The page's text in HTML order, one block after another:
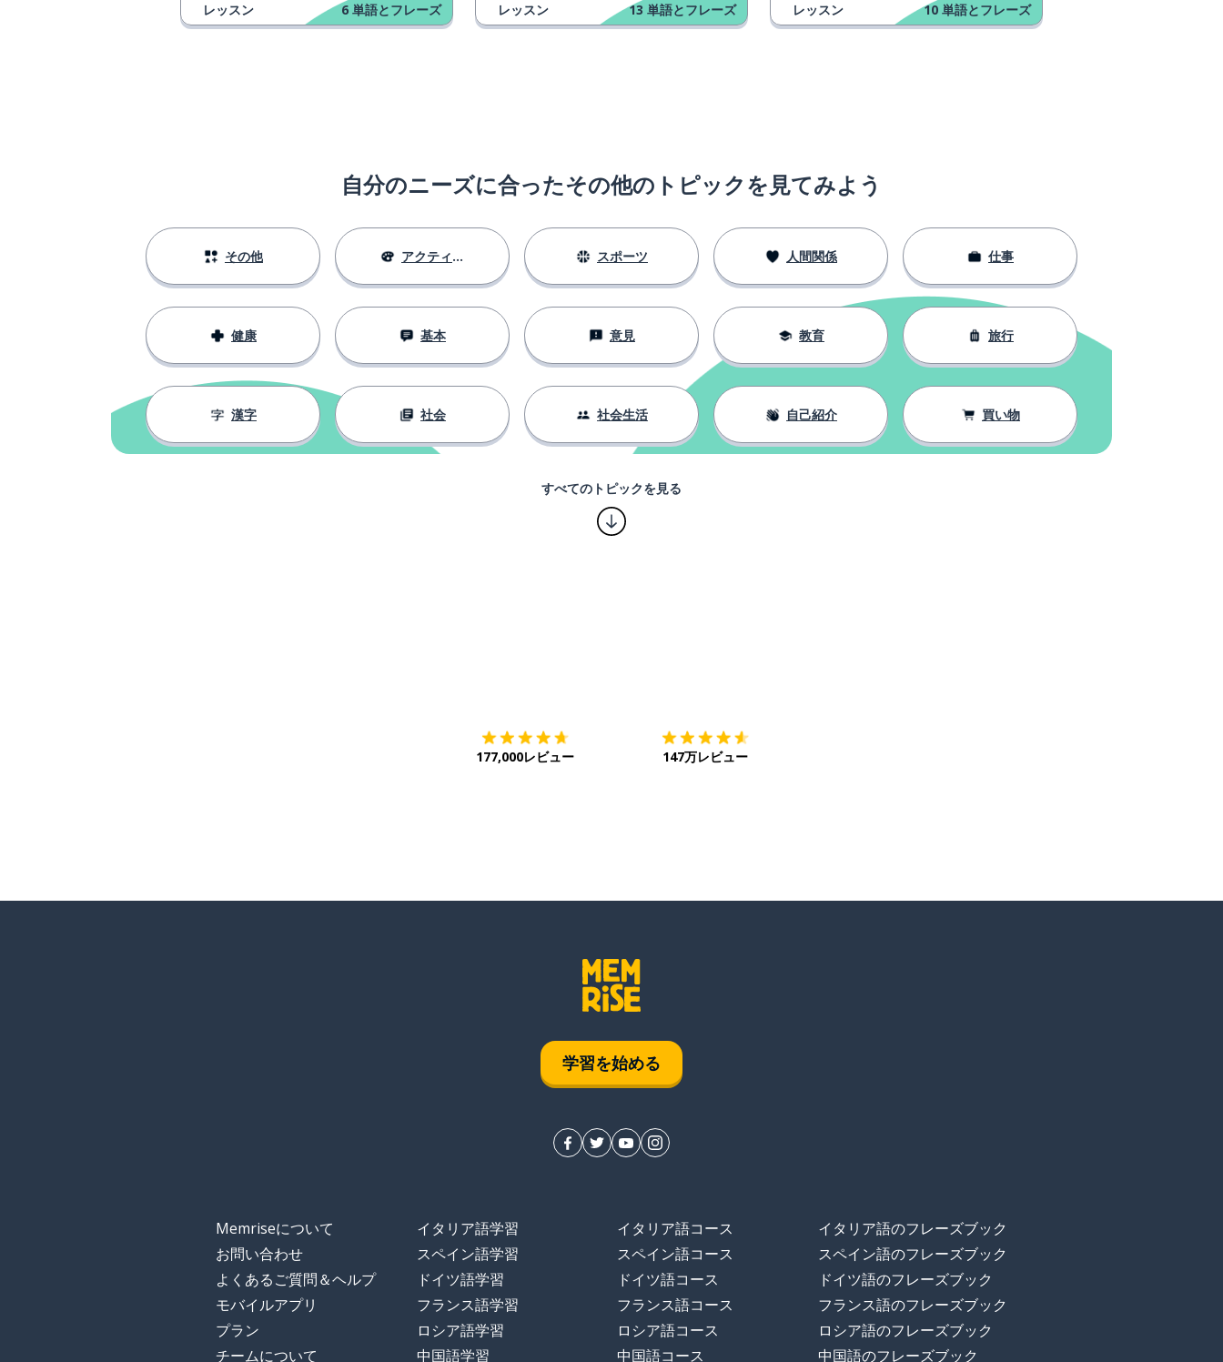
レッスン 6 単語とフレーズ レッスン 13 単語とフレーズ レッスン 10 単語とフレーズ
自分のニーズに合ったその他のトピックを見てみよう
その他 アクティビティ スポーツ 人間関係 仕事
健康 基本 意見 教育 旅行
漢字 社会 社会生活 自己紹介 買い物
すべてのトピックを見る
177,000レビュー 147万レビュー
学習を始める
Memriseについて
お問い合わせ
よくあるご質問＆ヘルプ
モバイルアプリ
プラン
チームについて
イタリア語学習
スペイン語学習
ドイツ語学習
フランス語学習
ロシア語学習
中国語学習
イタリア語コース
スペイン語コース
ドイツ語コース
フランス語コース
ロシア語コース
中国語コース
イタリア語のフレーズブック
スペイン語のフレーズブック
ドイツ語のフレーズブック
フランス語のフレーズブック
ロシア語のフレーズブック
中国語のフレーズブック